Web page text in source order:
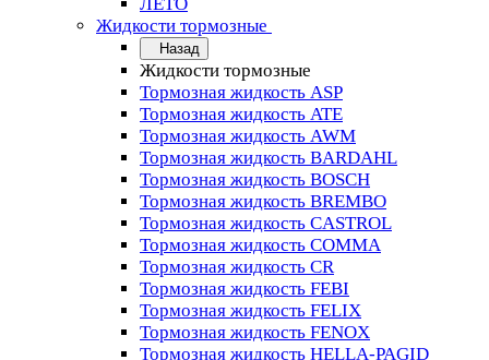
Жидкости тормозные
Назад
Жидкости тормозные
Тормозная жидкость ASP
Тормозная жидкость ATE
Тормозная жидкость AWM
Тормозная жидкость BARDAHL
Тормозная жидкость BOSCH
Тормозная жидкость BREMBO
Тормозная жидкость CASTROL
Тормозная жидкость COMMA
Тормозная жидкость CR
Тормозная жидкость FEBI
Тормозная жидкость FELIX
Тормозная жидкость FENOX
Тормозная жидкость HELLA-PAGID